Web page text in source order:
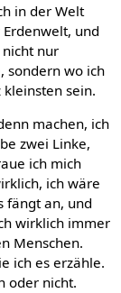
in der Welt
und
nur
sondern wo ich
sein.
machen, ich
zwei Linke,
ich mich
ich wäre
fängt an, und
wirklich immer
Menschen.
ich es erzähle.
oder nicht.